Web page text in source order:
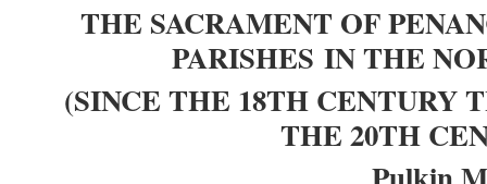
THE SACRAMENT OF
PARISHES INTHE
(SINCE THE 18TH CENTURY
THE 20TH